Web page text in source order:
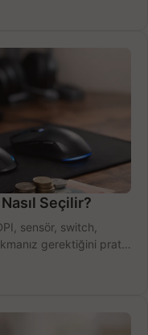
Seçilir?
sensör, switch,
gerektiğini pratik